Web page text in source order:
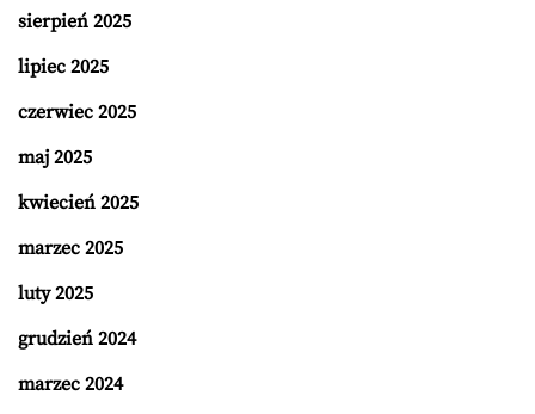
sierpień 2025
lipiec 2025
czerwiec 2025
maj 2025
kwiecień 2025
marzec 2025
luty 2025
grudzień 2024
marzec 2024